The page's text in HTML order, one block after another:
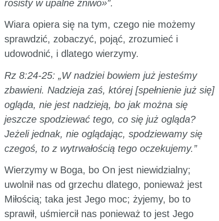
rosisty w upalne żniwo»”.
Wiara opiera się na tym, czego nie możemy
sprawdzić, zobaczyć, pojąć, zrozumieć i
udowodnić, i dlatego wierzymy.
Rz 8:24-25: „W nadziei bowiem już jesteśmy
zbawieni. Nadzieja zaś, której [spełnienie już się]
ogląda, nie jest nadzieją, bo jak można się
jeszcze spodziewać tego, co się już ogląda?
Jeżeli jednak, nie oglądając, spodziewamy się
czegoś, to z wytrwałością tego oczekujemy.”
Wierzymy w Boga, bo On jest niewidzialny;
uwolnił nas od grzechu dlatego, ponieważ jest
Miłością; taka jest Jego moc; żyjemy, bo to
sprawił, uśmiercił nas ponieważ to jest Jego